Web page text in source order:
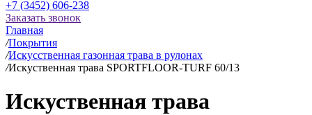
+7 (3452) 606-238
Заказать звонок
Главная
/Покрытия
/Искусственная газонная трава в рулонах
/Искуственная трава SPORTFLOOR-TURF 60/13
Искуственная трава